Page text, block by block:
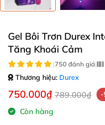
Gel Bôi Trơn Durex
Tăng Khoái Cảm
|750 đánh giá|
Thương hiệu: Durex
750.000₫ 789.000₫ -
Còn hàng